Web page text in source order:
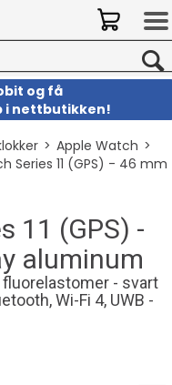
og få
i nettbutikken!
>Apple Watch>
Series 11 (GPS) - 46
11 (GPS) -
aluminum
- svart
Wi-Fi 4, UWB -